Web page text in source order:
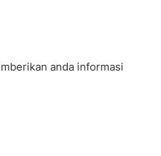
anda informasi